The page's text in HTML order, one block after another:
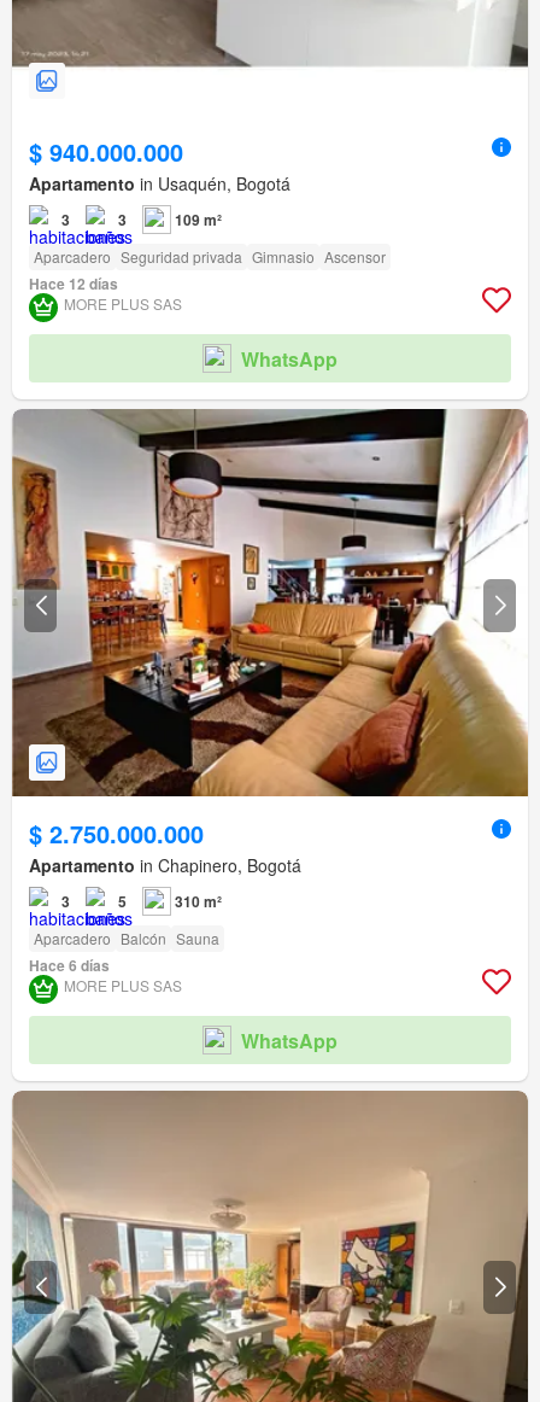
$ 940.000.000
Apartamento in Usaquén, Bogotá
3 3 109 m²
Aparcadero Seguridad privada Gimnasio Ascensor
Hace 12 días
MORE PLUS SAS
WhatsApp
$ 2.750.000.000
Apartamento in Chapinero, Bogotá
3 5 310 m²
Aparcadero Balcón Sauna
Hace 6 días
MORE PLUS SAS
WhatsApp